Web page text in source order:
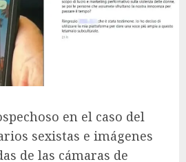
en el caso del
sexistas e imágenes
de las cámaras de